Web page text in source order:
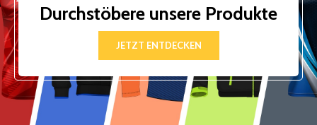
Durchstöbere unsere Produkte
JETZT ENTDECKEN